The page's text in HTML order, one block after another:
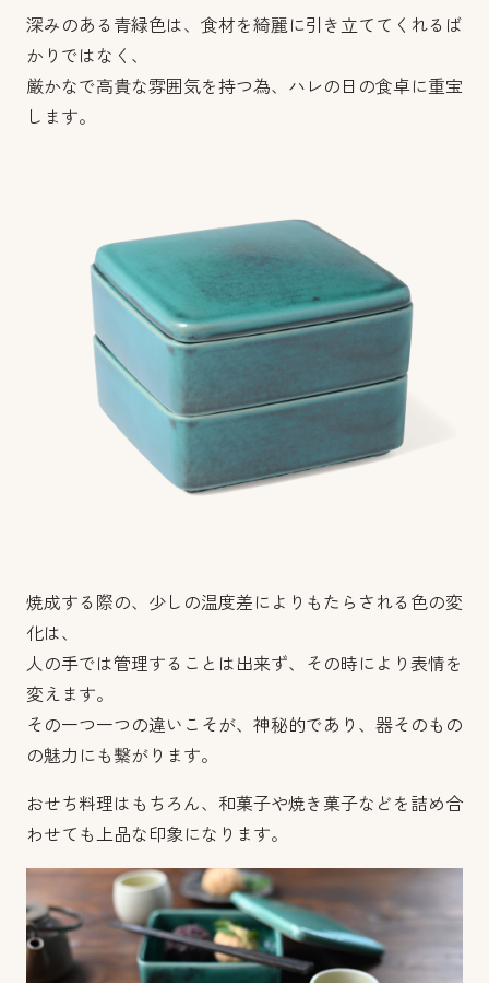
深みのある青緑色は、食材を綺麗に引き立ててくれるば
かりではなく、
厳かなで高貴な雰囲気を持つ為、ハレの日の食卓に重宝
します。
焼成する際の、少しの温度差によりもたらされる色の変
化は、
人の手では管理することは出来ず、その時により表情を
変えます。
その一つ一つの違いこそが、神秘的であり、器そのもの
の魅力にも繋がります。
おせち料理はもちろん、和菓子や焼き菓子などを詰め合
わせても上品な印象になります。